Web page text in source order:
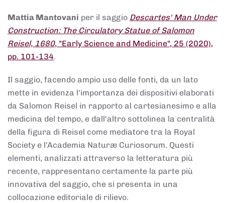
Mattia Mantovani per il saggio Descartes' Man Under
Construction: The Circulatory Statue of Salomon
Reisel, 1680, "Early Science and Medicine", 25 (2020),
pp. 101-134.
Il saggio, facendo ampio uso delle fonti, da un lato
mette in evidenza l'importanza dei dispositivi elaborati
da Salomon Reisel in rapporto al cartesianesimo e alla
medicina del tempo, e dall'altro sottolinea la centralità
della figura di Reisel come mediatore tra la Royal
Society e l'Academia Naturæ Curiosorum. Questi
elementi, analizzati attraverso la letteratura più
recente, rappresentano certamente la parte più
innovativa del saggio, che si presenta in una
collocazione editoriale di rilievo.